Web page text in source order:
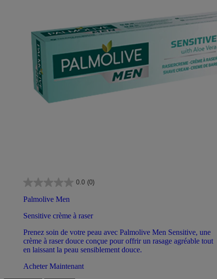
0.0 (0)
Palmolive Men
Sensitive crème à raser
Prenez soin de votre peau avec Palmolive Men Sensitive, une
crème à raser douce conçue pour offrir un rasage agréable tout
en laissant la peau sensiblement douce.
Acheter Maintenant